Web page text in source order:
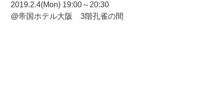
2019.2.4(Mon) 19:00～20:30
@帝国ホテル大阪 3階孔雀の間